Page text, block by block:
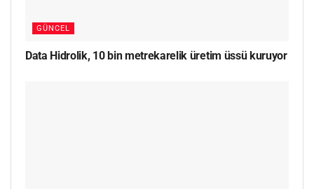
GÜNCEL
Data Hidrolik, 10 bin metrekarelik üretim üssü kuruyor